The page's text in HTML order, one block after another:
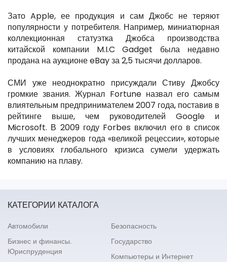
Зато Apple, ее продукция и сам Джобс не теряют
популярности у потребителя. Например, миниатюрная
коллекционная статуэтка Джобса производства
китайской компании M.I.C Gadget была недавно
продана на аукционе eBay за 2,5 тысячи долларов.
СМИ уже неоднократно присуждали Стиву Джобсу
громкие звания. Журнал Fortune назвал его самым
влиятельным предпринимателем 2007 года, поставив в
рейтинге выше, чем руководителей Google и
Microsoft. В 2009 году Forbes включил его в список
лучших менеджеров года «великой рецессии», которые
в условиях глобального кризиса сумели удержать
компанию на плаву.
КАТЕГОРИИ КАТАЛОГА
Автомобили
Безопасность
Бизнес и финансы.
Юриспруденция
Государство
Компьютеры и Интернет